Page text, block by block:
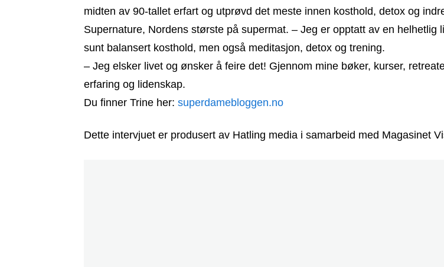
midten av 90-tallet erfart og utprøvd det meste innen kosthold, detox og
Supernature, Nordens største på supermat. – Jeg er opptatt av en
sunt balansert kosthold, men også meditasjon, detox og trening.
– Jeg elsker livet og ønsker å feire det! Gjennom mine bøker, kurser,
erfaring og lidenskap.
Du finner Trine her: superdamebloggen.no
Dette intervjuet er produsert av Hatling media i samarbeid med Magasinet